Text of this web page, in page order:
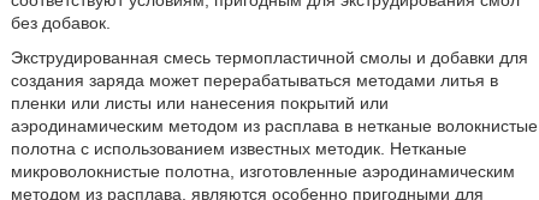
без добавок.
Экструдированная смесь термопластичной смолы и добавки для
создания заряда может перерабатываться методами литья в
пленки или листы или нанесения покрытий или
аэродинамическим методом из расплава в нетканые волокнистые
полотна с использованием известных методик. Нетканые
микроволокнистые полотна, изготовленные аэродинамическим
методом из расплава, являются особенно пригодными для